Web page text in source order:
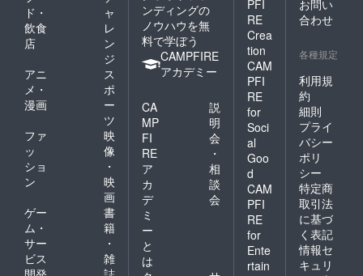
ド・
飲食
店
ャ
レ
ン
ジ
アニ
メ・
漫画
ス
ポ
ー
ツ
ファ
ッ
ショ
ン
映
像
・
映
画
ゲー
ム・
サー
ビス
書
籍
・
雑
ンディングの
ノウハウを無
料で学ぼう
CAMPFIRE
アカデミー
CA
MP
FI
RE
ア
カ
デ
ミ
ー
と
は
説
明
会
・
相
談
会
PFI
RE
Crea
tion
CAM
PFI
RE
for
Soci
al
Goo
d
CAM
PFI
RE
for
Ente
rtain
お問い
合わせ
各種規定
利用規
約
細則
プライ
バシー
ポリ
シー
特定商
取引法
に基づ
く表記
情報セ
キュリ